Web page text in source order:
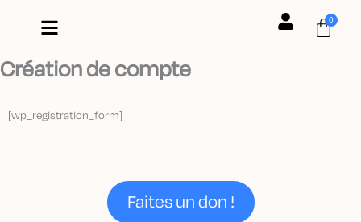
0
Cart
Création de compte
[wp_registration_form]
Faites un don !